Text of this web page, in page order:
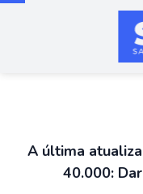
A última
40.000: